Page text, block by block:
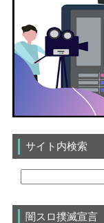
サイト内検索
闇スロ撲滅宣言